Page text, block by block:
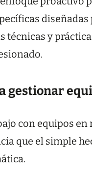
técnicas y
gestionar
con equipos
que el simple